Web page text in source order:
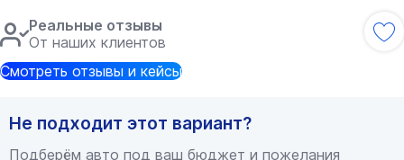
Реальные отзывы
От наших клиентов
Смотреть отзывы и кейсы
Не подходит этот вариант?
Подберём авто под ваш бюджет и пожелания